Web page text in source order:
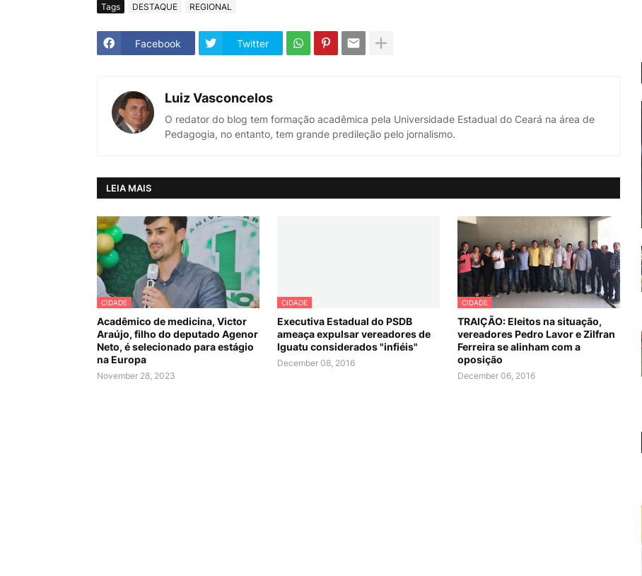
Tags DESTAQUE REGIONAL
Facebook Twitter
Luiz Vasconcelos
O redator do blog tem formação acadêmica pela Universidade Estadual do Ceará na área de
Pedagogia, no entanto, tem grande predileção pelo jornalismo.
LEIA MAIS
CIDADE
Acadêmico de medicina, Victor
Araújo, filho do deputado Agenor
Neto, é selecionado para estágio
na Europa
November 28, 2023
CIDADE
Executiva Estadual do PSDB
ameaça expulsar vereadores de
Iguatu considerados "infiéis"
December 08, 2016
CIDADE
TRAIÇÃO: Eleitos na situação,
vereadores Pedro Lavor e Zilfran
Ferreira se alinham com a
oposição
December 06, 2016